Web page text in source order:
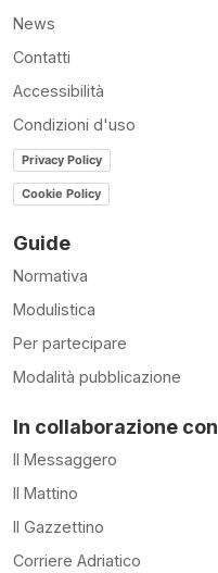
News
Contatti
Accessibilità
Condizioni d'uso
Privacy Policy
Cookie Policy
Guide
Normativa
Modulistica
Per partecipare
Modalità pubblicazione
In collaborazione con
Il Messaggero
Il Mattino
Il Gazzettino
Corriere Adriatico